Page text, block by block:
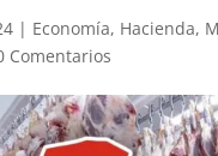
| Economía, Hacienda,
Comentarios